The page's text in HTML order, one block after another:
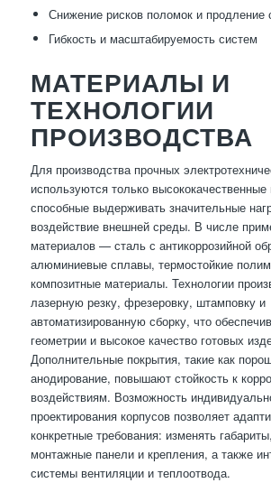
Снижение рисков поломок и продление
Гибкость и масштабируемость систем
МАТЕРИАЛЫ И
ТЕХНОЛОГИИ
ПРОИЗВОДСТВА
Для производства прочных
используются только
способные выдерживать значительные
воздействие внешней среды. В числе
материалов — сталь с антикоррозийной
алюминиевые сплавы, термостойкие
композитные материалы. Технологии
лазерную резку, фрезеровку, штамповку и
автоматизированную сборку, что
геометрии и высокое качество готовых
Дополнительные покрытия, такие как
анодирование, повышают стойкость к
воздействиям. Возможность
проектирования корпусов позволяет
конкретные требования: изменять
монтажные панели и крепления, а также
системы вентиляции и теплоотвода.